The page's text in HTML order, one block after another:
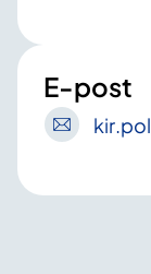
E-post
kir .pol